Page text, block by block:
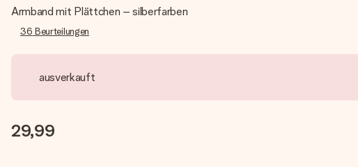
Armband mit Plättchen – silberfarben
36 Beurteilungen
ausverkauft
29,99